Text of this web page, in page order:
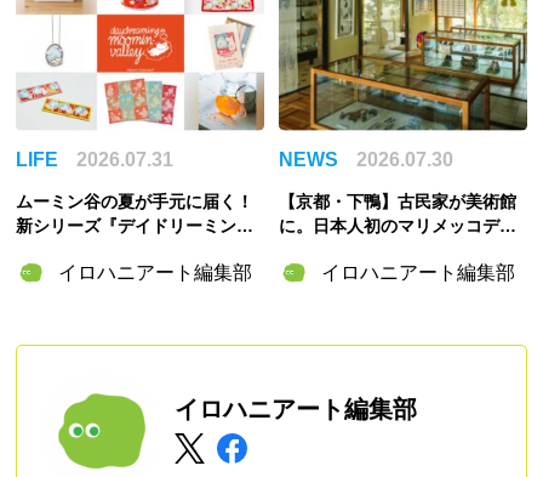
LIFE 2026.07.31
ムーミン谷の夏が手元に届く！
新シリーズ『デイドリーミング
＆「ムーミンの日」スペシャル
イロハニアート編集部
NEWS 2026.07.30
【京都・下鴨】古民家が美術館
に。日本人初のマリメッコデザ
どる「WAKISAKA KATSUJI /S
イロハニアート編集部
イロハニアート編集部